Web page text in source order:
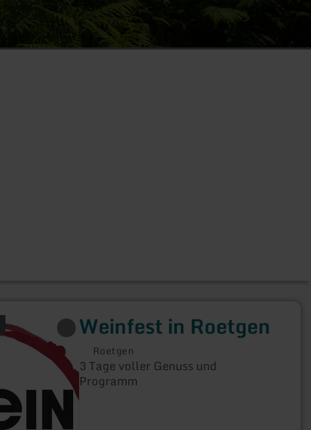
Weinfest in Roetgen
Roetgen
3 Tage voller Genuss und
Programm